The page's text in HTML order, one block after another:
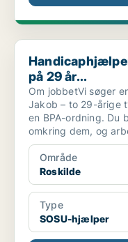
Handicaphjælper søges
på 29 år...
Om jobbetVi søger
Jakob – to 29-årige
en BPA-ordning. Du
omkring dem, og
Område
Roskilde
Type
SOSU-hjælper